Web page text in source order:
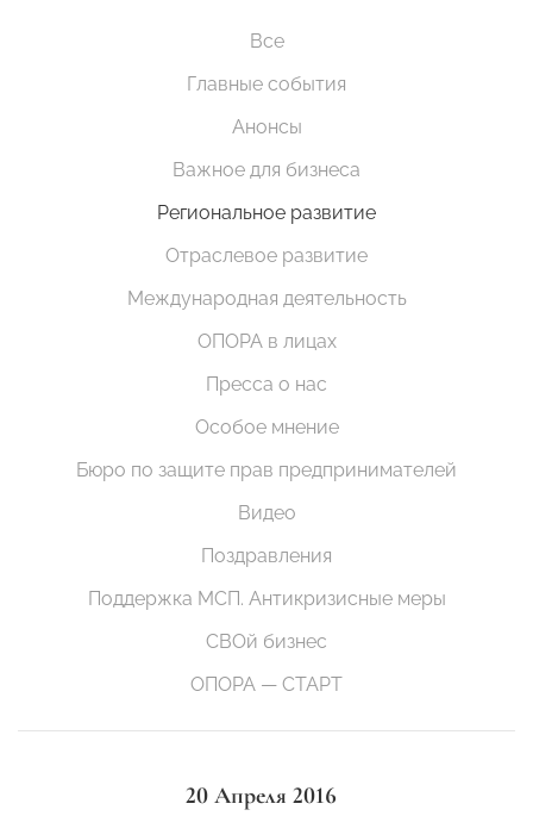
Все
Главные события
Анонсы
Важное для бизнеса
Региональное развитие
Отраслевое развитие
Международная деятельность
ОПОРА в лицах
Пресса о нас
Особое мнение
Бюро по защите прав предпринимателей
Видео
Поздравления
Поддержка МСП. Антикризисные меры
СВОй бизнес
ОПОРА — СТАРТ
20 Апреля 2016